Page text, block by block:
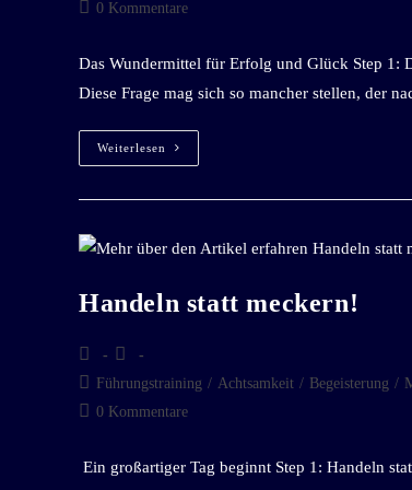
0 Kommentare
Das Wundermittel für Erfolg und Glück Step 1:
Diese Frage mag sich so mancher stellen, der
Weiterlesen
Handeln statt meckern!
Führungstraining / Achtsamkeit / Begeisterung /
0 Kommentare
Ein großartiger Tag beginnt Step 1: Handeln